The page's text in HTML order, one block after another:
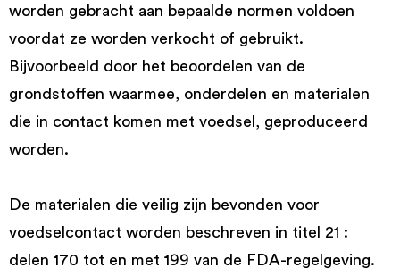
worden gebracht aan bepaalde normen voldoen
voordat ze worden verkocht of gebruikt.
Bijvoorbeeld door het beoordelen van de
grondstoffen waarmee, onderdelen en materialen
die in contact komen met voedsel, geproduceerd
worden.
De materialen die veilig zijn bevonden voor
voedselcontact worden beschreven in titel 21 :
delen 170 tot en met 199 van de FDA-regelgeving.